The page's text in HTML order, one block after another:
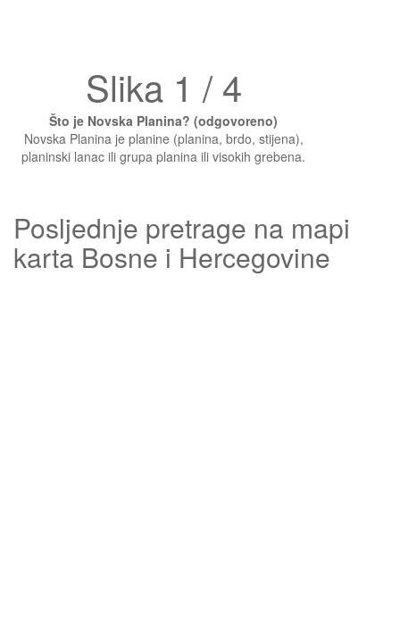
Slika 1 / 4
Što je Novska Planina? (odgovoreno)
Novska Planina je planine (planina, brdo, stijena),
planinski lanac ili grupa planina ili visokih grebena.
Posljednje pretrage na mapi
karta Bosne i Hercegovine